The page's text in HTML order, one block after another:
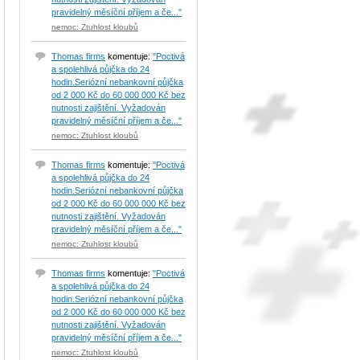
pravidelný měsíční příjem a če..."
nemoc: Ztuhlost kloubů
Thomas firms komentuje: "Poctivá
a spolehlivá půjčka do 24
hodin.Seriózní nebankovní půjčka
od 2 000 Kč do 60 000 000 Kč bez
nutnosti zajištění. Vyžadován
pravidelný měsíční příjem a če..."
nemoc: Ztuhlost kloubů
Thomas firms komentuje: "Poctivá
a spolehlivá půjčka do 24
hodin.Seriózní nebankovní půjčka
od 2 000 Kč do 60 000 000 Kč bez
nutnosti zajištění. Vyžadován
pravidelný měsíční příjem a če..."
nemoc: Ztuhlost kloubů
Thomas firms komentuje: "Poctivá
a spolehlivá půjčka do 24
hodin.Seriózní nebankovní půjčka
od 2 000 Kč do 60 000 000 Kč bez
nutnosti zajištění. Vyžadován
pravidelný měsíční příjem a če..."
nemoc: Ztuhlost kloubů